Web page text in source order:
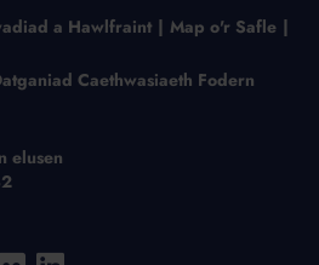
a Hawlfraint Map o'r Safle
Caethwasiaeth Fodern
elusen